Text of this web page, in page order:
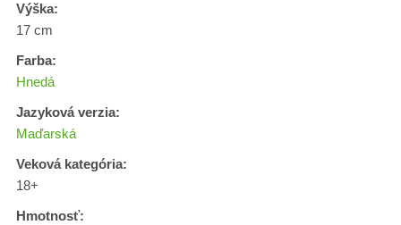
Výška:
17 cm
Farba:
Hnedá
Jazyková verzia:
Maďarská
Veková kategória:
18+
Hmotnosť: